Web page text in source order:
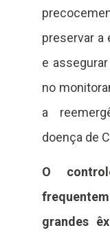
preservar a
e
no
a
doença de
O
grandes